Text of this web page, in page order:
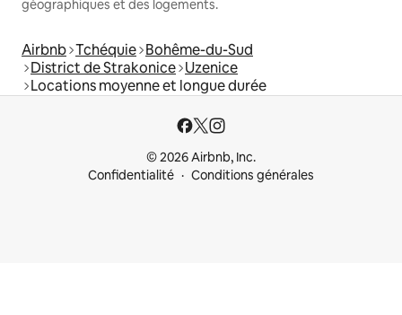
géographiques et des logements.
Airbnb Tchéquie Bohême-du-Sud
District de Strakonice Uzenice
Locations moyenne et longue durée
© 2026 Airbnb, Inc.
Confidentialité
Conditions générales